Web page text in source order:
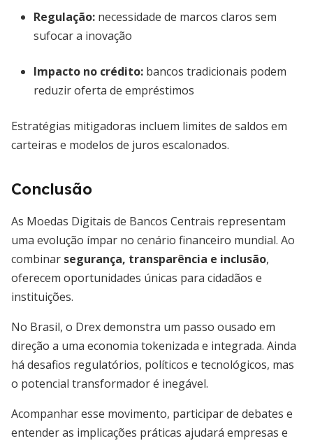
Regulação: necessidade de marcos claros sem
sufocar a inovação
Impacto no crédito: bancos tradicionais podem
reduzir oferta de empréstimos
Estratégias mitigadoras incluem limites de saldos em
carteiras e modelos de juros escalonados.
Conclusão
As Moedas Digitais de Bancos Centrais representam
uma evolução ímpar no cenário financeiro mundial. Ao
combinar segurança, transparência e inclusão,
oferecem oportunidades únicas para cidadãos e
instituições.
No Brasil, o Drex demonstra um passo ousado em
direção a uma economia tokenizada e integrada. Ainda
há desafios regulatórios, políticos e tecnológicos, mas
o potencial transformador é inegável.
Acompanhar esse movimento, participar de debates e
entender as implicações práticas ajudará empresas e